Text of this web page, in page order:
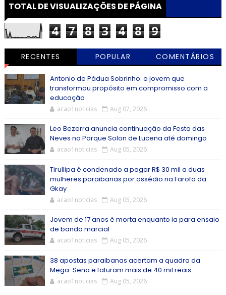
TOTAL DE VISUALIZAÇÕES DE PÁGINA
4 7 8 3 4 8 9
RECENTES POPULAR COMENTÁRIOS
Antonio de Pádua Sobrinho: o jovem que
transformou propósito em compromisso com a
educação
acao1noticias Aug 07, 2026
Leo Bezerra anuncia continuação da Festa das
Neves no Parque Solon de Lucena até domingo
acao1noticias Aug 05, 2026
Tirullipa é condenado a pagar R$ 30 mil a duas
mulheres paraibanas por assédio na Farofa da
Gkay
acao1noticias Aug 05, 2026
Jovem de 17 anos é morta enquanto ia para ensaio
de banda marcial
acao1noticias Aug 05, 2026
38 apostas paraibanas acertam a quadra da
Mega-Sena e faturam mais de 40 mil reais
acao1noticias Aug 05, 2026